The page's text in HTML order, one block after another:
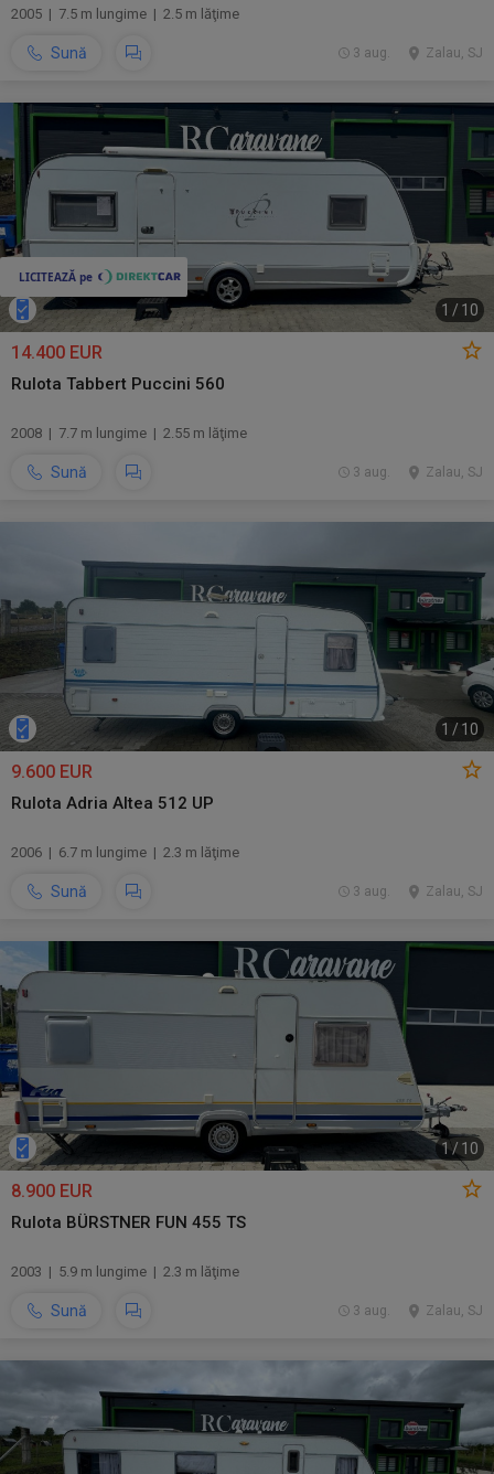
2005 | 7.5 m lungime | 2.5 m lăţime
Sună Zalau, SJ
3 aug.
1 / 10
14.400 EUR
Rulota Tabbert Puccini 560
2008 | 7.7 m lungime | 2.55 m lăţime
Sună Zalau, SJ
3 aug.
1 / 10
9.600 EUR
Rulota Adria Altea 512 UP
2006 | 6.7 m lungime | 2.3 m lăţime
Sună Zalau, SJ
3 aug.
1 / 10
8.900 EUR
Rulota BÜRSTNER FUN 455 TS
2003 | 5.9 m lungime | 2.3 m lăţime
Sună Zalau, SJ
3 aug.